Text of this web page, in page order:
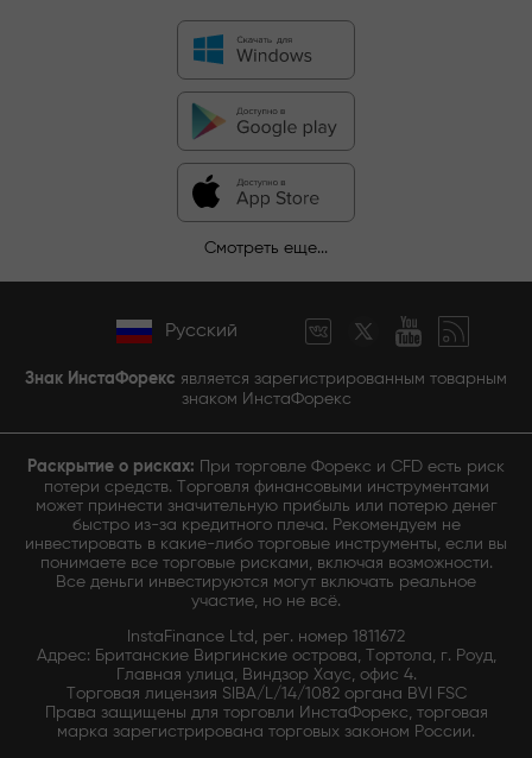
Смотреть еще...
Русский
Знак ИнстаФорекс является зарегистрированным товарным
знаком ИнстаФорекс
Раскрытие о рисках: При торговле Форекс и CFD есть риск
потери средств. Торговля финансовыми инструментами
может принести значительную прибыль или потерю денег
быстро из-за кредитного плеча. Рекомендуем не
инвестировать в какие-либо торговые инструменты, если вы
понимаете все торговые рисками, включая возможности.
Все деньги инвестируются могут включать реальное
участие, но не всё.
InstaFinance Ltd, рег. номер 1811672
Адрес: Британские Виргинские острова, Тортола, г. Роуд,
Главная улица, Виндзор Хаус, офис 4.
Торговая лицензия SIBA/L/14/1082 органа BVI FSC
Права защищены для торговли ИнстаФорекс, торговая
марка зарегистрирована торговых законом России.